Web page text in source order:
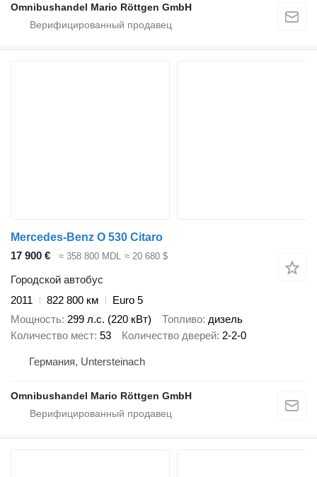
Omnibushandel Mario Röttgen GmbH
Mercedes-Benz O 530 Citaro
17 900 €
≈ 358 800 MDL ≈ 20 680 $
Городской автобус
2011
822 800 км
Euro 5
Мощность 299 л.с. (220 кВт) Топливо дизель
Количество мест 53 Количество дверей 2-2-0
Германия, Untersteinach
Omnibushandel Mario Röttgen GmbH